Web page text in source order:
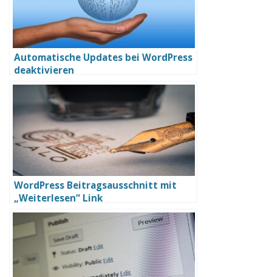
Automatische Updates bei WordPress
deaktivieren
WordPress Beitragsausschnitt mit
„Weiterlesen“ Link